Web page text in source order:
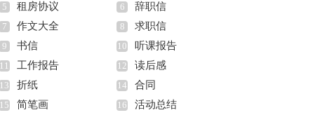
5 租房协议 6 辞职信
7 作文大全 8 求职信
9 书信 10 听课报告
11 工作报告 12 读后感
13 折纸 14 合同
15 简笔画 16 活动总结